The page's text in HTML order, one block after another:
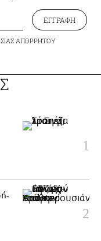
ΕΓΓΡΑΦΗ
ΑΠΟΡΡΗΤΟΥ